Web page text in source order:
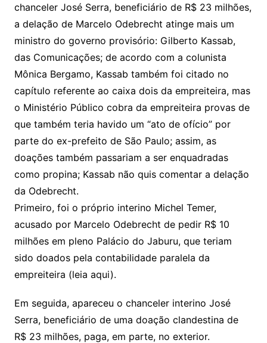
chanceler José Serra, beneficiário de R$ 23 milhões,
a delação de Marcelo Odebrecht atinge mais um
ministro do governo provisório: Gilberto Kassab,
das Comunicações; de acordo com a colunista
Mônica Bergamo, Kassab também foi citado no
capítulo referente ao caixa dois da empreiteira, mas
o Ministério Público cobra da empreiteira provas de
que também teria havido um “ato de ofício” por
parte do ex-prefeito de São Paulo; assim, as
doações também passariam a ser enquadradas
como propina; Kassab não quis comentar a delação
da Odebrecht.
Primeiro, foi o próprio interino Michel Temer,
acusado por Marcelo Odebrecht de pedir R$ 10
milhões em pleno Palácio do Jaburu, que teriam
sido doados pela contabilidade paralela da
empreiteira (leia aqui).
Em seguida, apareceu o chanceler interino José
Serra, beneficiário de uma doação clandestina de
R$ 23 milhões, paga, em parte, no exterior.